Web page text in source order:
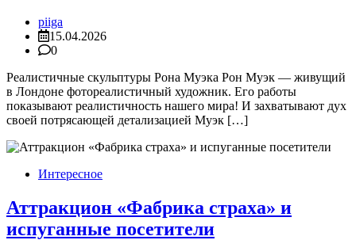
piiga
15.04.2026
0
Реалистичные скульптуры Рона Муэка Рон Муэк — живущий
в Лондоне фотореалистичный художник. Его работы
показывают реалистичность нашего мира! И захватывают дух
своей потрясающей детализацией Муэк […]
Интересное
Аттракцион «Фабрика страха» и
испуганные посетители